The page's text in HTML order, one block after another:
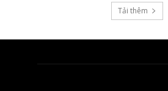
Tải thêm